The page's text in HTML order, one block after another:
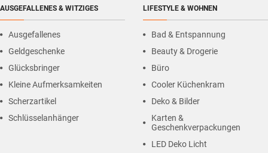
AUSGEFALLENES & WITZIGES
Ausgefallenes
Geldgeschenke
Glücksbringer
Kleine Aufmerksamkeiten
Scherzartikel
Schlüsselanhänger
LIFESTYLE & WOHNEN
Bad & Entspannung
Beauty & Drogerie
Büro
Cooler Küchenkram
Deko & Bilder
Karten &
Geschenkverpackungen
LED Deko Licht